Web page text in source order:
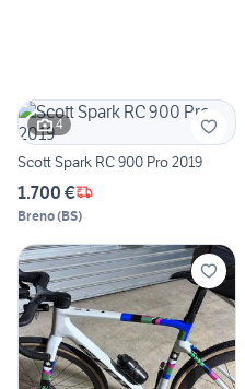
4
Scott Spark RC 900 Pro 2019
1.700 €
Breno(BS)